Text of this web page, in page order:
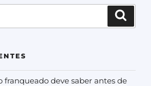
franqueado deve saber antes de